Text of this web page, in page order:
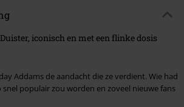
iconisch en met een flinke dosis
Addams de aandacht die ze verdient. Wie had
snel populair zou worden en zoveel nieuwe fans